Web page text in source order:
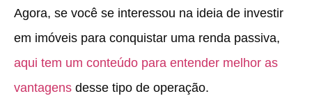
Agora, se você se interessou na ideia de investir
em imóveis para conquistar uma renda passiva,
aqui tem um conteúdo para entender melhor as
vantagens desse tipo de operação.